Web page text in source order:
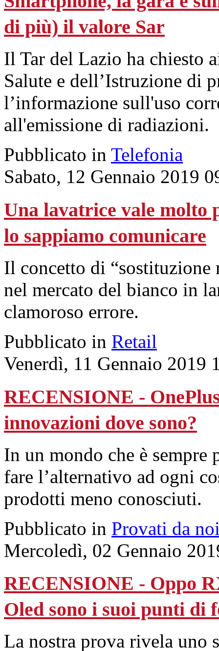
di più) il valore Sar
Il Tar del Lazio ha chiesto
Salute e dell’Istruzione di
l’informazione sull'uso
all'emissione di radiazioni.
Pubblicato in Telefonia
Sabato, 12 Gennaio 2019
Una lavatrice vale molto
lo sappiamo comunicare
Il concetto di “sostituzione
nel mercato del bianco in
clamoroso errore.
Pubblicato in Retail
Venerdì, 11 Gennaio 2019
RECENSIONE -
innovazioni dove sono?
In un mondo che è
fare l’alternativo ad ogni
prodotti meno conosciuti.
Pubblicato in Provati da
Mercoledì, 02 Gennaio
RECENSIONE - Oppo
Oled sono i suoi punti di
La nostra prova rivela uno